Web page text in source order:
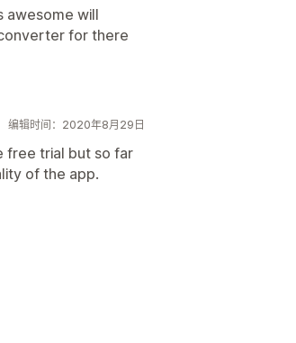
awesome will
for there
编辑时间：2020年8月29日
free trial but so far
of the app.